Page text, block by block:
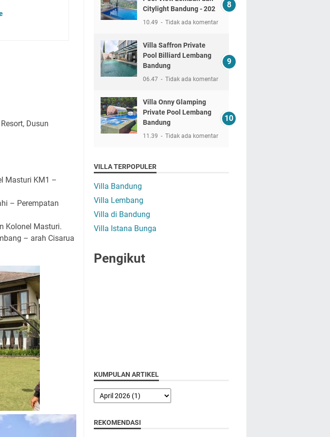
Dusun
Masturi KM1 –
– Perempatan
Kolonel Masturi.
– arah Cisarua
Citylight Bandung - 202
10.49 Tidak ada komentar
Villa Saffron Private
Pool Billiard Lembang
Bandung
06.47 Tidak ada komentar
Villa Onny Glamping
Private Pool Lembang
Bandung
11.39 Tidak ada komentar
VILLA TERPOPULER
Villa Bandung
Villa Lembang
Villa di Bandung
Villa Istana Bunga
Pengikut
KUMPULAN ARTIKEL
REKOMENDASI